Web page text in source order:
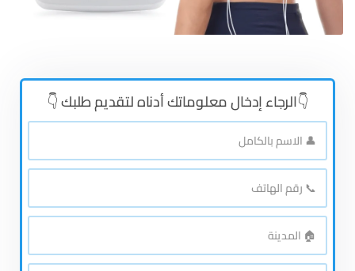
👇الرجاء إدخال معلوماتك أدناه لتقديم طلبك 👇
👤
الاسم
بالكامل*
📞
رقم
الهاتف*
🏠
المدينة*